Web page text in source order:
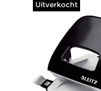
Uitverkocht